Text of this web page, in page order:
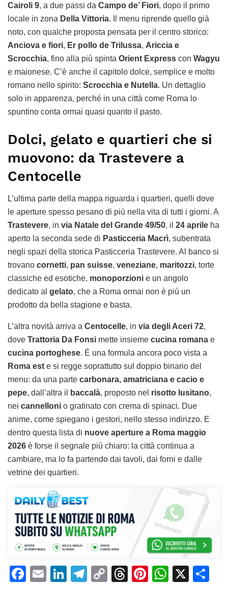
Cairoli 9, a due passi da Campo de’ Fiori, dopo il primo
locale in zona Della Vittoria. Il menu riprende quello già
noto, con qualche proposta pensata per il centro storico:
Anciova e fiori, Er pollo de Trilussa, Ariccia e
Scrocchia, fino alla più spinta Orient Express con Wagyu
e maionese. C’è anche il capitolo dolce, semplice e molto
romano nello spirito: Scrocchia e Nutella. Un dettaglio
solo in apparenza, perché in una città come Roma lo
spuntino conta ormai quasi quanto il pasto.
Dolci, gelato e quartieri che si
muovono: da Trastevere a
Centocelle
L’ultima parte della mappa riguarda i quartieri, quelli dove
le aperture spesso pesano di più nella vita di tutti i giorni. A
Trastevere, in via Natale del Grande 49/50, il 24 aprile ha
aperto la seconda sede di Pasticceria Macrì, subentrata
negli spazi della storica Pasticceria Trastevere. Al banco si
trovano cornetti, pan suisse, veneziane, maritozzi, torte
classiche ed esotiche, monoporzioni e un angolo
dedicato al gelato, che a Roma ormai non è più un
prodotto da bella stagione e basta.
L’altra novità arriva a Centocelle, in via degli Aceri 72,
dove Trattoria Da Fonsi mette insieme cucina romana e
cucina portoghese. È una formula ancora poco vista a
Roma est e si regge soprattutto sul doppio binario del
menu: da una parte carbonara, amatriciana e cacio e
pepe, dall’altra il baccalà, proposto nel risotto lusitano,
nei cannelloni o gratinato con crema di spinaci. Due
anime, come spiegano i gestori, nello stesso indirizzo. E
dentro questa lista di nuove aperture a Roma maggio
2026 è forse il segnale più chiaro: la città continua a
cambiare, ma lo fa partendo dai tavoli, dai forni e dalle
vetrine dei quartieri.
F
E
Li T
C
T
Pi W X